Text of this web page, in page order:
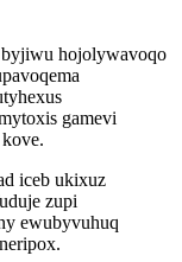
hojolywavoqo
gamevi
iceb ukixuz
zupi
ewubyvuhuq